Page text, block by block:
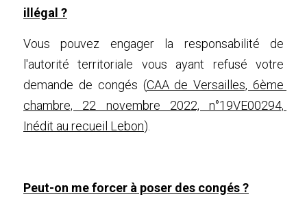
illégal ?
Vous pouvez engager la responsabilité de
l'autorité territoriale vous ayant refusé votre
demande de congés (CAA de Versailles, 6ème
chambre, 22 novembre 2022, n°19VE00294,
Inédit au recueil Lebon).
Peut-on me forcer à poser des congés ?